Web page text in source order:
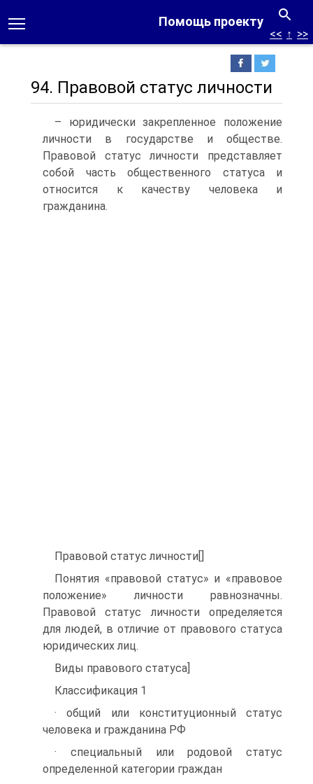
Помощь проекту
<< ↑ >>
94. Правовой статус личности
– юридически закрепленное положение
личности в государстве и обществе.
Правовой статус личности представляет
собой часть общественного статуса и
относится к качеству человека и
гражданина.
Правовой статус личности[]
Понятия «правовой статус» и «правовое
положение» личности равнозначны.
Правовой статус личности определяется
для людей, в отличие от правового статуса
юридических лиц.
Виды правового статуса]
Классификация 1
· общий или конституционный статус
человека и гражданина РФ
· специальный или родовой статус
определенной категории граждан